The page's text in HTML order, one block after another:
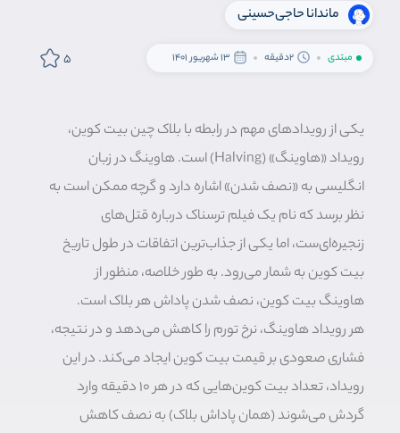
ماندانا حاجی‌حسینی
مبتدی 2دقیقه 13 شهریور 1401 5
یکی از رویدادهای مهم در رابطه با بلاک چین بیت کوین،
رویداد «هاوینگ» (Halving) است. هاوینگ در زبان
انگلیسی به «نصف شدن» اشاره دارد و گرچه ممکن است به
نظر برسد که نام یک فیلم ترسناک درباره قتل‌های
زنجیره‌ای‌ست، اما یکی از جذاب‌ترین اتفاقات در طول تاریخ
بیت کوین به شمار می‌رود. به طور خلاصه، منظور از
هاوینگ بیت کوین، نصف شدن پاداش هر بلاک است.
هر رویداد هاوینگ، نرخ تورم را کاهش می‌دهد و در نتیجه،
فشاری صعودی بر قیمت بیت کوین ایجاد می‌کند. در این
رویداد، تعداد بیت کوین‌هایی که در هر 10 دقیقه وارد
گردش می‌شوند (همان پاداش بلاک) به نصف کاهش